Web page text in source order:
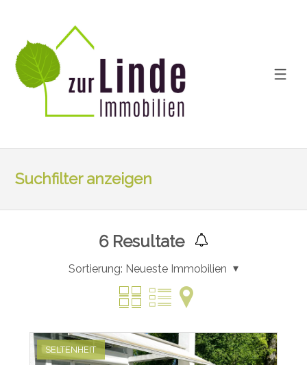
Suchfilter anzeigen
6Resultate
Sortierung: Neueste Immobilien
SELTENHEIT